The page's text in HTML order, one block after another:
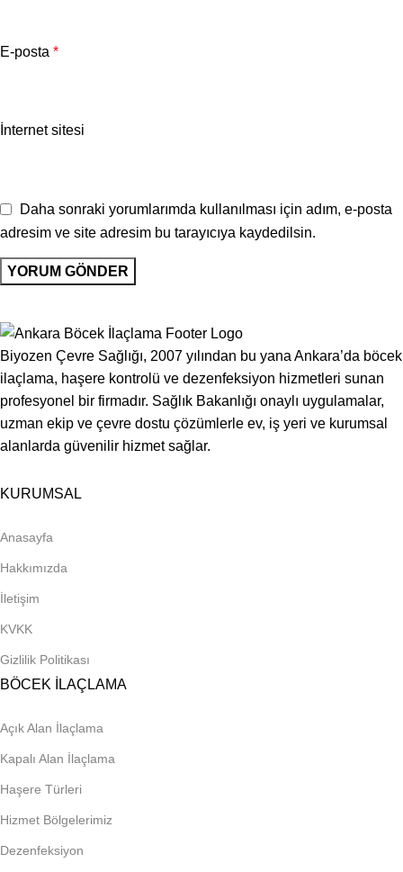
E-posta *
İnternet sitesi
Daha sonraki yorumlarımda kullanılması için adım, e-posta
adresim ve site adresim bu tarayıcıya kaydedilsin.
Biyozen Çevre Sağlığı, 2007 yılından bu yana Ankara’da böcek
ilaçlama, haşere kontrolü ve dezenfeksiyon hizmetleri sunan
profesyonel bir firmadır. Sağlık Bakanlığı onaylı uygulamalar,
uzman ekip ve çevre dostu çözümlerle ev, iş yeri ve kurumsal
alanlarda güvenilir hizmet sağlar.
KURUMSAL
Anasayfa
Hakkımızda
İletişim
KVKK
Gizlilik Politikası
BÖCEK İLAÇLAMA
Açık Alan İlaçlama
Kapalı Alan İlaçlama
Haşere Türleri
Hizmet Bölgelerimiz
Dezenfeksiyon